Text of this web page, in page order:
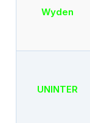
Wyden
UNINTER